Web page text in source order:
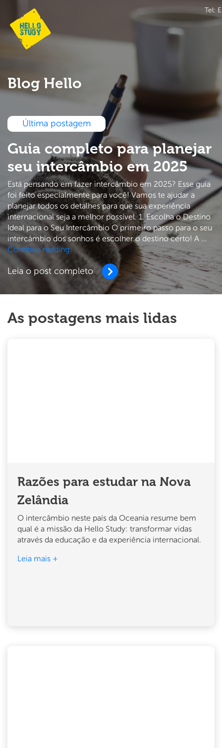
Blog Hello
Última postagem
Guia completo para planejar
seu intercâmbio em 2025
Está pensando em fazer intercâmbio em 2025? Esse guia
foi feito especialmente para você! Vamos te ajudar a
planejar todos os detalhes para que sua experiência
internacional seja a melhor possível. 1. Escolha o Destino
Ideal para o Seu Intercâmbio O primeiro passo para o seu
intercâmbio dos sonhos é escolher o destino certo! A …
Continue readingGuia
completo
para
seu
em
2025
Leia o post completo
As postagens mais lidas
Razões para estudar na Nova
Zelândia
O intercâmbio neste país da Oceania resume bem
qual é a missão da Hello Study: transformar vidas
através da educação e da experiência internacional.
Leia mais +